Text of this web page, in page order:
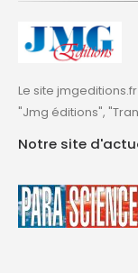
Le site
"Jmg éditions",
Notre site